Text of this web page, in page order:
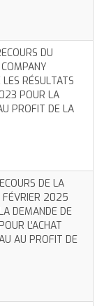
DU
RÉSULTATS
POUR LA
PROFIT DE LA
DE LA
FÉVRIER 2025
DEMANDE DE
L’ACHAT
AU PROFIT DE